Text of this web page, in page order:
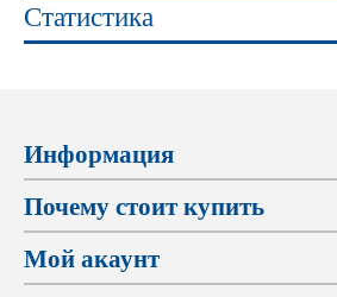
Статистика
Информация
Почему стоит купить
Мой акаунт